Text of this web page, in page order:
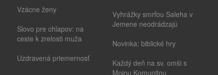
Vzácne ženy
Slovo pre chlapov: na
ceste k zrelosti muža
Uzdravená priemernosť
Vyhrážky smrťou Saleha v
Jemene neodrádzajú
Novinka: biblické hry
Každý deň na sv. omši s
Mojou Komunitou